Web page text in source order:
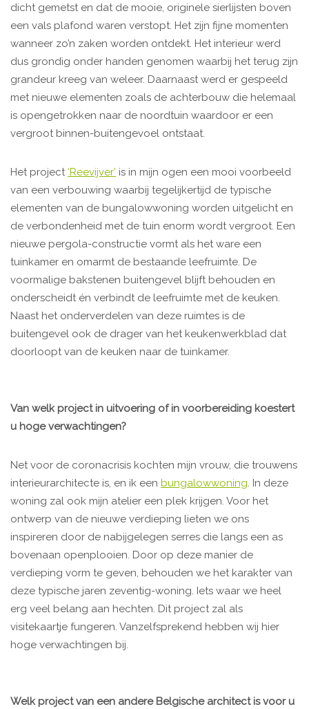
dicht gemetst en dat de mooie, originele sierlijsten boven
een vals plafond waren verstopt. Het zijn fijne momenten
wanneer zo’n zaken worden ontdekt. Het interieur werd
dus grondig onder handen genomen waarbij het terug zijn
grandeur kreeg van weleer. Daarnaast werd er gespeeld
met nieuwe elementen zoals de achterbouw die helemaal
is opengetrokken naar de noordtuin waardoor er een
vergroot binnen-buitengevoel ontstaat.
Het project‘Reevijver’ is in mijn ogen een mooi voorbeeld
van een verbouwing waarbij tegelijkertijd de typische
elementen van de bungalowwoning worden uitgelicht en
de verbondenheid met de tuin enorm wordt vergroot. Een
nieuwe pergola-constructie vormt als het ware een
tuinkamer en omarmt de bestaande leefruimte. De
voormalige bakstenen buitengevel blijft behouden en
onderscheidt én verbindt de leefruimte met de keuken.
Naast het onderverdelen van deze ruimtes is de
buitengevel ook de drager van het keukenwerkblad dat
doorloopt van de keuken naar de tuinkamer.
Van welk project in uitvoering of in voorbereiding koestert
u hoge verwachtingen?
Net voor de coronacrisis kochten mijn vrouw, die trouwens
interieurarchitecte is, en ik een bungalowwoning. In deze
woning zal ook mijn atelier een plek krijgen. Voor het
ontwerp van de nieuwe verdieping lieten we ons
inspireren door de nabijgelegen serres die langs een as
bovenaan openplooien. Door op deze manier de
verdieping vorm te geven, behouden we het karakter van
deze typische jaren zeventig-woning. Iets waar we heel
erg veel belang aan hechten. Dit project zal als
visitekaartje fungeren. Vanzelfsprekend hebben wij hier
hoge verwachtingen bij.
Welk project van een andere Belgische architect is voor u